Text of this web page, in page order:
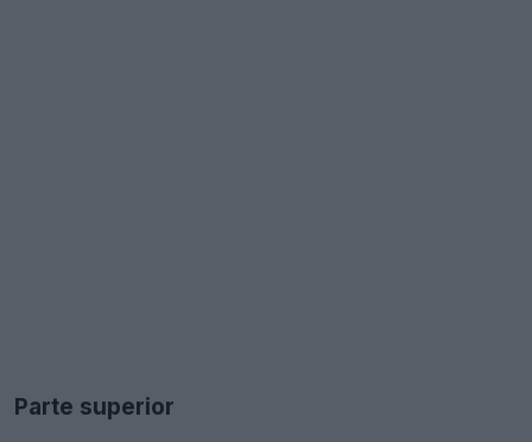
Parte superior